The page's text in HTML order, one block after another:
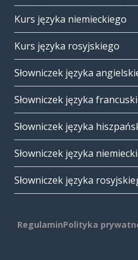
Kurs języka niemieckiego
Kurs języka rosyjskiego
Słowniczek języka
Słowniczek języka
Słowniczek języka
Słowniczek języka
Słowniczek języka
RegulaminPolityka